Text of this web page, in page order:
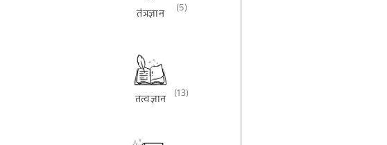
तंत्रज्ञान (5)
तत्वज्ञान (13)